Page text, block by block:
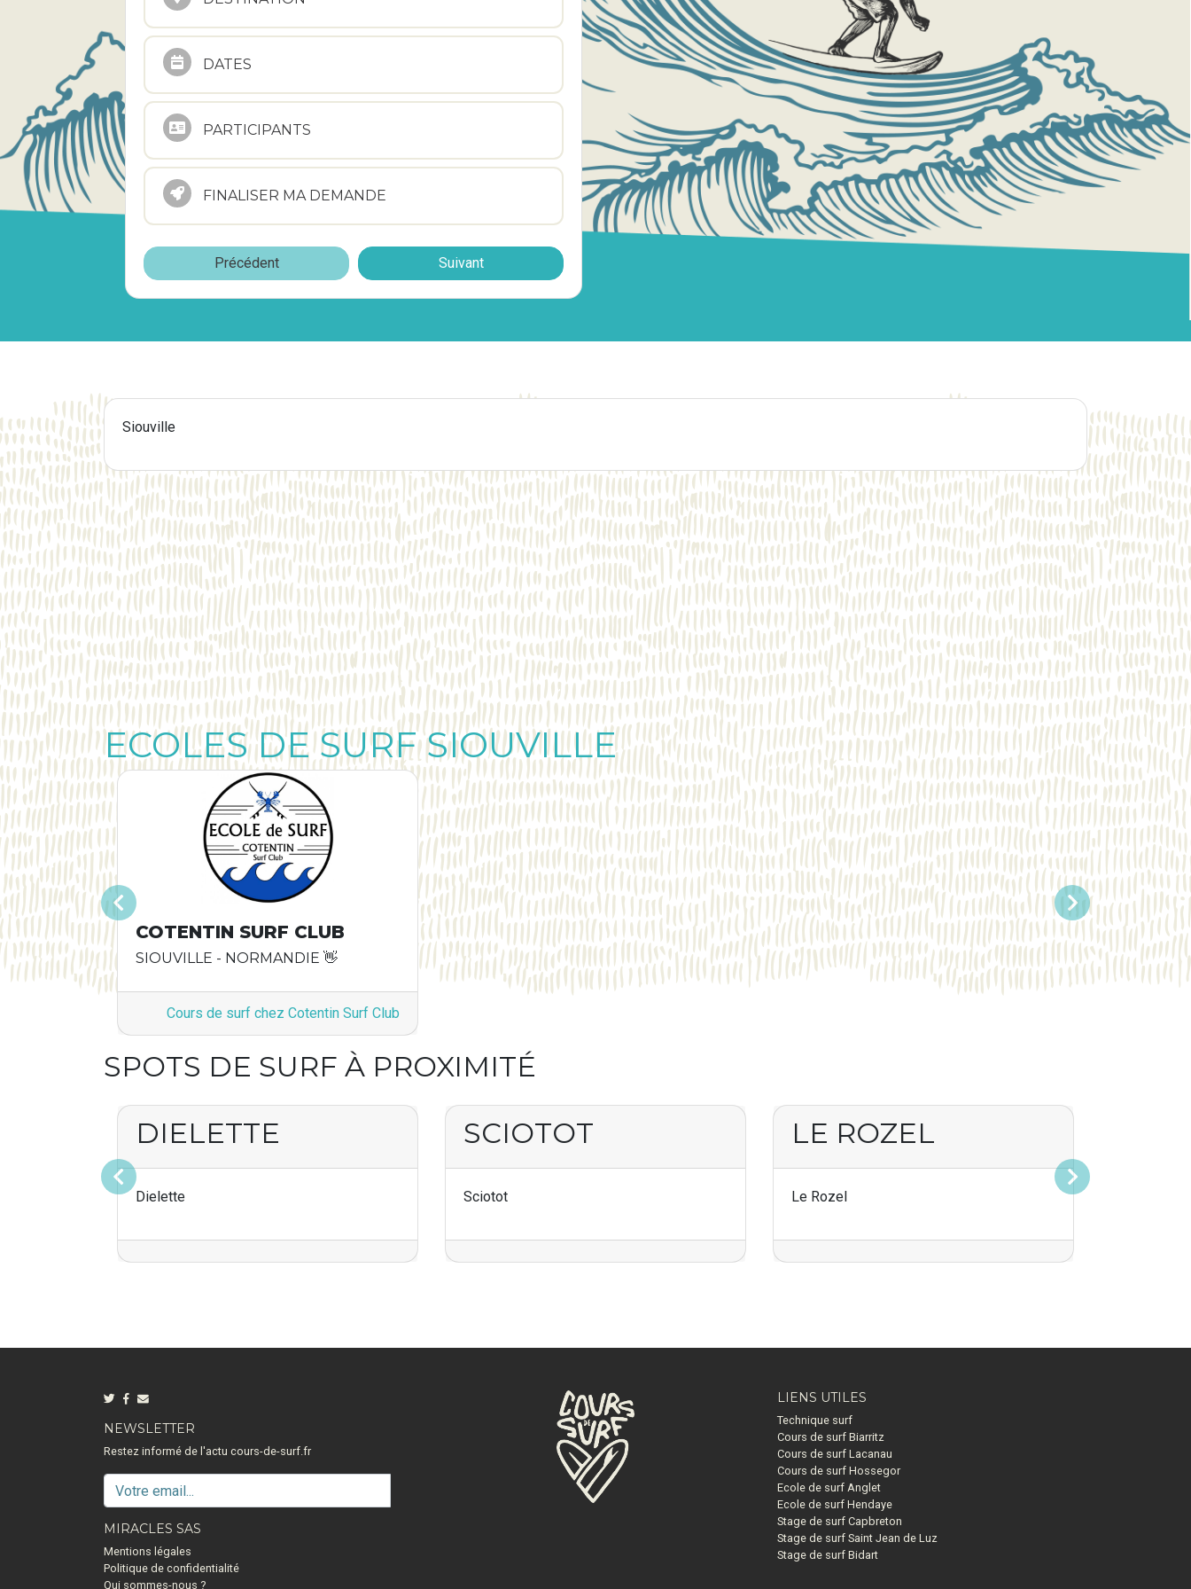
DATES
PARTICIPANTS
FINALISER MA DEMANDE
Précédent Suivant
Siouville
ECOLES DE SURF SIOUVILLE
COTENTIN SURF CLUB
SIOUVILLE - NORMANDIE 👋
Cours de surf chez Cotentin Surf Club
Suivant
SPOTS DE SURF À PROXIMITÉ
DIELETTE
Dielette
SCIOTOT
Sciotot
LE ROZEL
Le Rozel
Suivant
NEWSLETTER
Restez informé de l'actu cours-de-surf.fr
MIRACLES SAS
Mentions légales
Politique de confidentialité
Qui sommes-nous ?
LIENS UTILES
Technique surf
Cours de surf Biarritz
Cours de surf Lacanau
Cours de surf Hossegor
Ecole de surf Anglet
Ecole de surf Hendaye
Stage de surf Capbreton
Stage de surf Saint Jean de Luz
Stage de surf Bidart